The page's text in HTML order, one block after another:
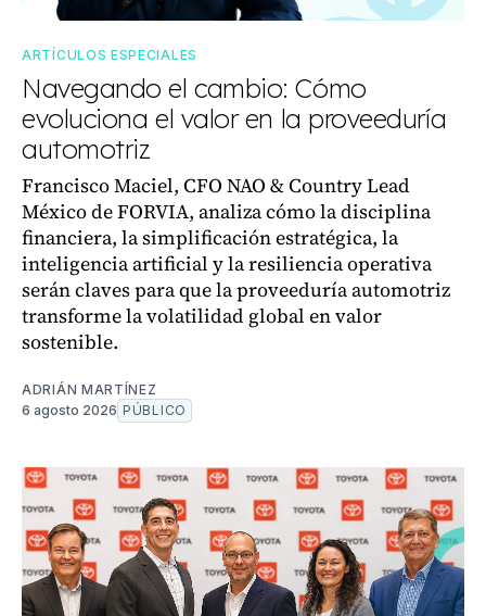
ARTÍCULOS ESPECIALES
Navegando el cambio: Cómo
evoluciona el valor en la proveeduría
automotriz
Francisco Maciel, CFO NAO & Country Lead
México de FORVIA, analiza cómo la disciplina
financiera, la simplificación estratégica, la
inteligencia artificial y la resiliencia operativa
serán claves para que la proveeduría automotriz
transforme la volatilidad global en valor
sostenible.
ADRIÁN MARTÍNEZ
6 agosto 2026 PÚBLICO